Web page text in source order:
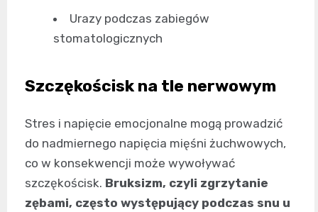
Urazy podczas zabiegów
stomatologicznych
Szczękościsk na tle nerwowym
Stres i napięcie emocjonalne mogą prowadzić
do nadmiernego napięcia mięśni żuchwowych,
co w konsekwencji może wywoływać
szczękościsk. Bruksizm, czyli zgrzytanie
zębami, często występujący podczas snu u